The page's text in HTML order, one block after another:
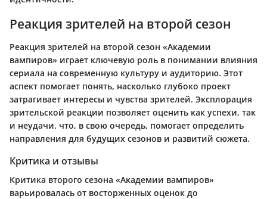
Реакция зрителей на второй сезон
Реакция зрителей на второй сезон «Академии
вампиров» играет ключевую роль в понимании влияния
сериала на современную культуру и аудиторию. Этот
аспект помогает понять, насколько глубоко проект
затрагивает интересы и чувства зрителей. Эксплорация
зрительской реакции позволяет оценить как успехи, так
и неудачи, что, в свою очередь, помогает определить
направления для будущих сезонов и развитий сюжета.
Критика и отзывы
Критика второго сезона «Академии вампиров»
варьировалась от восторженных оценок до